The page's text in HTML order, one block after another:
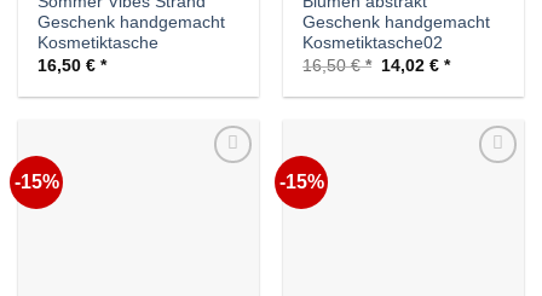
Geschenk handgemacht
Kosmetiktasche
16,50€
Geschenk handgemacht
Kosmetiktasche02
16,50€
Ursprünglicher
Preis
war:
14,02€ Aktueller
ist:
-15% -15%